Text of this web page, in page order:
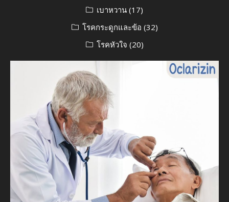
เบาหวาน (17)
โรคกระดูกและข้อ (32)
โรคหัวใจ (20)